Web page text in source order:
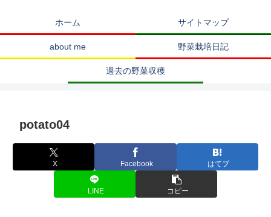
ホーム サイトマップ
about me 野菜栽培日記
過去の野菜収穫
potato04
X Facebook はてブ
LINE コピー